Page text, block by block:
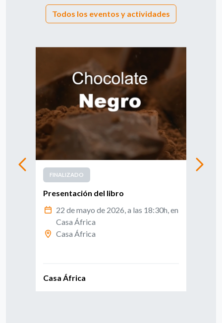
Todos los eventos y actividades
FINALIZADO
Presentación del libro
22 de mayo de 2026, a las 18:30h, en
Casa África
Casa África
Casa África